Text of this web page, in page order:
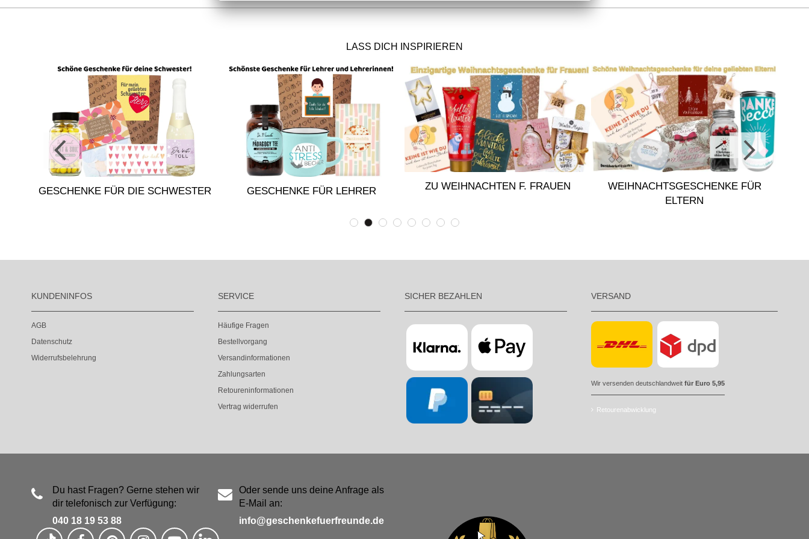
LASS DICH INSPIRIEREN
GESCHENKE FÜR DIE SCHWESTER GESCHENKE FÜR LEHRER ZU WEIHNACHTEN F. FRAUEN
WEIHNACHTSGESCHENKE FÜR
ELTERN
KUNDENINFOS
AGB
Datenschutz
Widerrufsbelehrung
SERVICE
Häufige Fragen
Bestellvorgang
Versandinformationen
Zahlungsarten
Retoureninformationen
Vertrag widerrufen
SICHER BEZAHLEN VERSAND
Wir versenden deutschlandweit für Euro 5,95
Retourenabwicklung
Du hast Fragen? Gerne stehen wir
dir telefonisch zur Verfügung:
040 18 19 53 88
Oder sende uns deine Anfrage als
E-Mail an:
info@geschenkefuerfreunde.de